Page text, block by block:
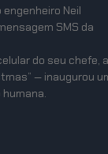
engenheiro Neil
SMS da
do seu chefe, a
— inaugurou